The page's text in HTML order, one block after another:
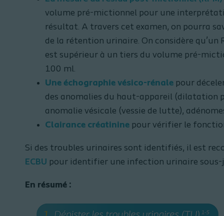
volume pré-mictionnel pour une
résultat. A travers cet examen, on pourra
de la rétention urinaire. On considère qu’un
est supérieur à un tiers du volume pré-
100 ml.
Une échographie vésico-rénale pour
des anomalies du haut-appareil (dilatation
anomalie vésicale (vessie de lutte),
Clairance créatinine pour vérifier le
Si des troubles urinaires sont identifiés, il est
ECBU pour identifier une infection urinaire sous-
En résumé :